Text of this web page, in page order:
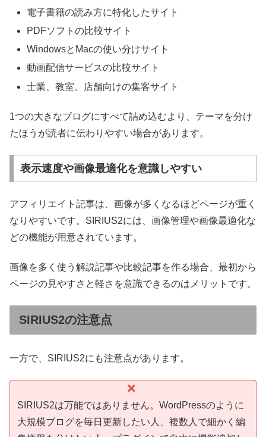
電子書籍の読み方に特化したサイト
PDFソフトの比較サイト
WindowsとMacの使い分けサイト
動画配信サービスの比較サイト
士業、教室、店舗向けの集客サイト
1つの大きなブログにすべて詰め込むより、テーマを分け
たほうが読者に伝わりやすい場合があります。
表示速度や画像最適化を意識しやすい
アフィリエイト記事は、画像が多くなるほどページが重く
なりやすいです。SIRIUS2には、画像管理や画像最適化な
どの機能が用意されています。
画像を多く使う解説記事や比較記事を作る場合、最初から
ページの見やすさと軽さを意識できるのはメリットです。
SIRIUS2の注意点
一方で、SIRIUS2にも注意点があります。
SIRIUS2は万能ではありません。WordPressのように
大規模ブログを毎日更新したい人、複数人で細かく編